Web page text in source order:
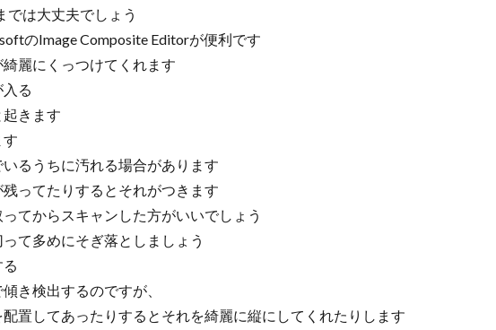
では大丈夫でしょう
のImage Composite Editorが便利です
麗にくっつけてくれます
入る
きます
るうちに汚れる場合があります
ってたりするとそれがつきます
てからスキャンした方がいいでしょう
て多めにそぎ落としましょう
き検出するのですが、
置してあったりするとそれを綺麗に縦にしてくれたりします